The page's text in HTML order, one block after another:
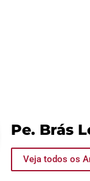
Pe. Brás
Veja todos os